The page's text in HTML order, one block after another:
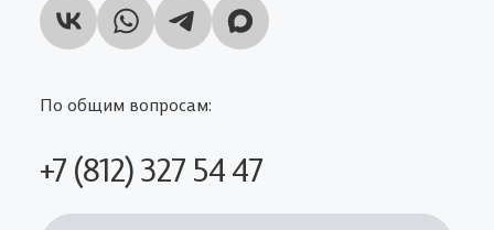
По общим вопросам:
+7 (812) 327 54 47